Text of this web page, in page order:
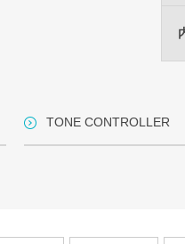
TONE CONTROLLER